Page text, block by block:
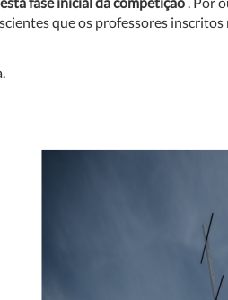
que os professores